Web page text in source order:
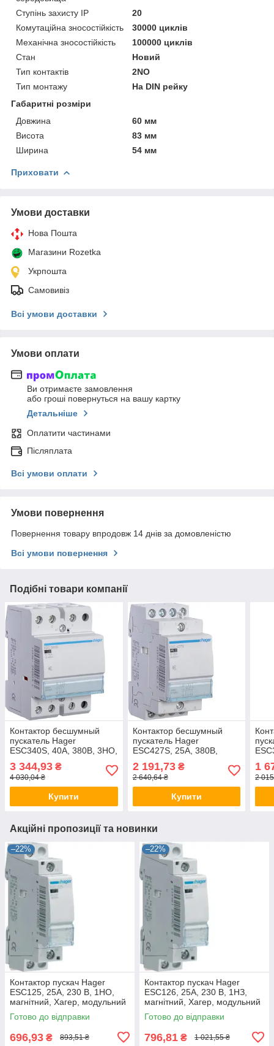
Ступінь захисту IP
20
Комутаційна зносостійкість
30000 циклів
Механічна зносостійкість
100000 циклів
Стан
Новий
Тип контактів
2NO
Тип монтажу
На DIN рейку
Габаритні розміри
Довжина
60 мм
Висота
83 мм
Ширина
54 мм
Приховати
Умови доставки
Нова Пошта
Магазини Rozetka
Укрпошта
Самовивіз
Всі умови доставки
Умови оплати
Ви отримаєте замовлення
або гроші повернуться на вашу картку
Детальніше
Оплатити частинами
Післяплата
Всі умови оплати
Умови повернення
Повернення товару впродовж 14 днів за домовленістю
Всі умови повернення
Подібні товари компанії
Контактор бесшумный
пускатель Hager
ESC340S, 40A, 380В, 3НО,
модульный тихий
3 344,93 ₴
4 030,04 ₴
Купити
Контактор бесшумный
пускатель Hager
ESC427S, 25A, 380В,
Хагер, модульный тихий
2 191,73₴
2 640,64 ₴
Купити
1
2
Акційні пропозиції та новинки
–22%
Контактор пускач Hager
ESC125, 25A, 230 В, 1НО,
магнітний, Хагер, модульний
Готово до відправки
696,93 ₴ 893,51 ₴
–22%
Контактор пускач Hager
ESC126, 25A, 230 В, 1НЗ,
магнітний, Хагер, модульний
Готово до відправки
796,81 ₴ 1 021,55 ₴